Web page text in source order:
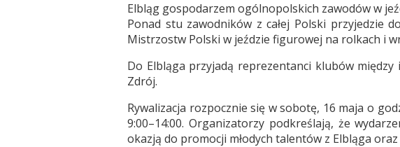
Elbląg gospodarzem ogólnopolskich zawodów w
Ponad stu zawodników z całej Polski przyjedzie
Mistrzostw Polski w jeździe figurowej na rolkach i
Do Elbląga przyjadą reprezentanci klubów między
Zdrój.
Rywalizacja rozpocznie się w sobotę, 16 maja o
9:00–14:00. Organizatorzy podkreślają, że
okazją do promocji młodych talentów z Elbląga